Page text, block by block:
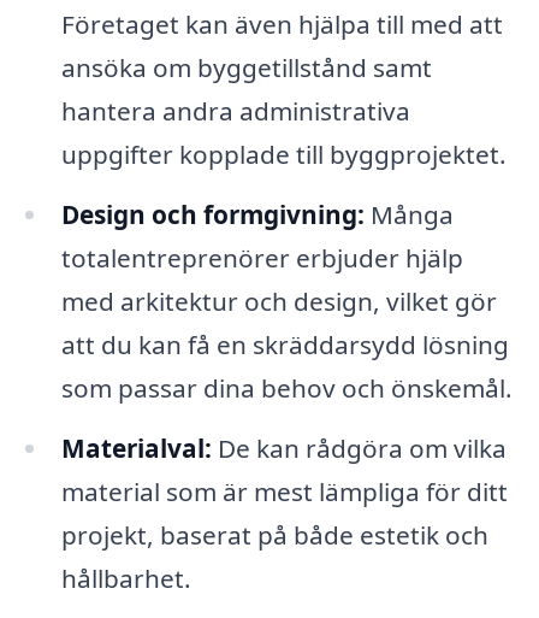
Företaget kan även hjälpa till med att
ansöka om byggetillstånd samt
hantera andra administrativa
uppgifter kopplade till byggprojektet.
Design och formgivning: Många
totalentreprenörer erbjuder hjälp
med arkitektur och design, vilket gör
att du kan få en skräddarsydd lösning
som passar dina behov och önskemål.
Materialval: De kan rådgöra om vilka
material som är mest lämpliga för ditt
projekt, baserat på både estetik och
hållbarhet.